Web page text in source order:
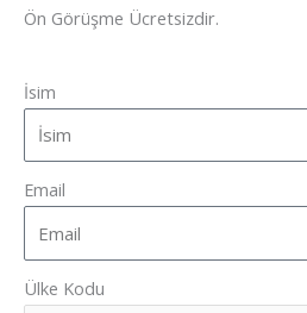
Ön Görüşme Ücretsizdir.
İsim
Email
Ülke Kodu